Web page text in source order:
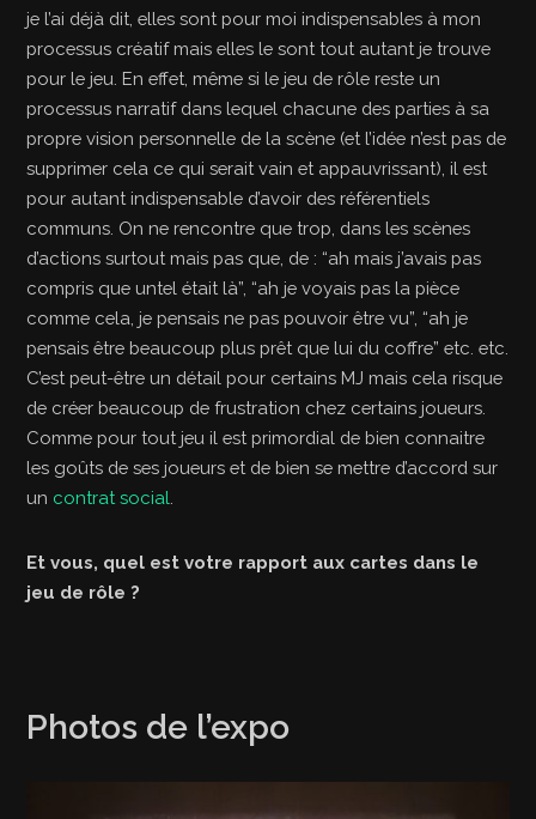
je l’ai déjà dit, elles sont pour moi indispensables à mon
processus créatif mais elles le sont tout autant je trouve
pour le jeu. En effet, même si le jeu de rôle reste un
processus narratif dans lequel chacune des parties à sa
propre vision personnelle de la scène (et l’idée n’est pas de
supprimer cela ce qui serait vain et appauvrissant), il est
pour autant indispensable d’avoir des référentiels
communs. On ne rencontre que trop, dans les scènes
d’actions surtout mais pas que, de : “ah mais j’avais pas
compris que untel était là”, “ah je voyais pas la pièce
comme cela, je pensais ne pas pouvoir être vu”, “ah je
pensais être beaucoup plus prêt que lui du coffre” etc. etc.
C’est peut-être un détail pour certains MJ mais cela risque
de créer beaucoup de frustration chez certains joueurs.
Comme pour tout jeu il est primordial de bien connaitre
les goûts de ses joueurs et de bien se mettre d’accord sur
un contrat social
Et vous, quel est votre rapport aux cartes dans le
jeu de rôle ?
Photos de l’expo